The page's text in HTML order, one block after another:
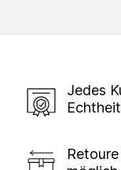
Jedes